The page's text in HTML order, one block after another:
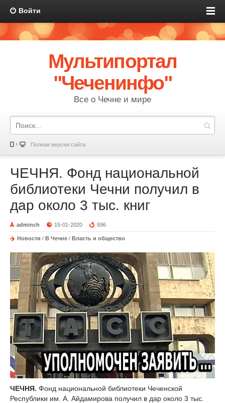
Войти
Мультипортал
"Чеченинфо"
Все о Чечне и мире
Полная версия сайта
ЧЕЧНЯ. Фонд национальной
библиотеки Чечни получил в
дар около 3 тыс. книг
adminch 15-01-2020 696
Новости / В Чечне / Власть и общество
ЧЕЧНЯ. Фонд национальной библиотеки Чеченской
Республики им. А. Айдамирова получил в дар около 3 тыс.